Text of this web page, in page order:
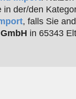
in der/den
, falls Sie
in 65343